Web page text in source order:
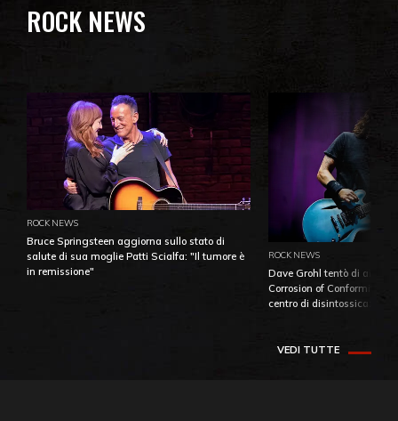
ROCK NEWS
ROCK NEWS
Bruce Springsteen aggiorna sullo stato di
salute di sua moglie Patti Scialfa: "Il tumore è
in remissione"
ROCK NEWS
Dave Grohl tentò di
Corrosion of Conformity
centro di
VEDI TUTTE